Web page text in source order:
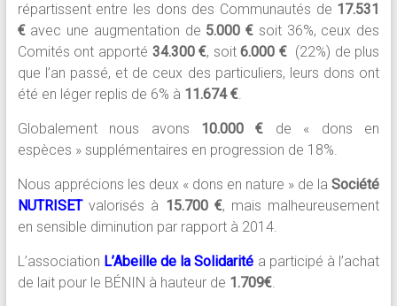
répartissent entre les dons des Communautés de 17.531
€avec une augmentation de 5.000 € soit 36%, ceux des
Comités ont apporté 34.300 €, soit6.000 €(22%) de plus
que l’an passé, et de ceux des particuliers, leurs dons ont
été en léger replis de 6% à 11.674 €.
Globalement nous avons 10.000 € de « dons en
espèces » supplémentaires en progression de 18%.
Nous apprécions les deux « dons en nature » de laSociété
NUTRISET valorisés à 15.700 €, mais malheureusement
en sensible diminution par rapport à 2014.
L’association L’Abeille de la Solidarité a participé à l’achat
de lait pour le BÉNIN à hauteur de 1.709€.